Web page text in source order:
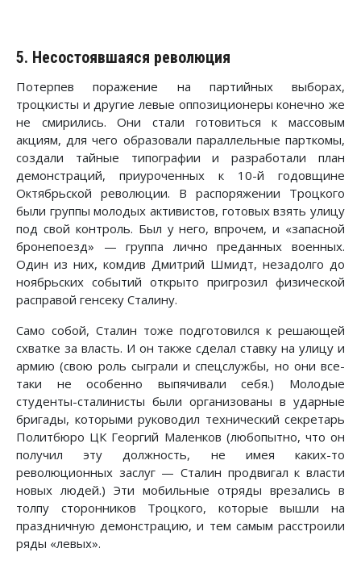
5. Несостоявшаяся революция
Потерпев поражение на партийных выборах,
троцкисты и другие левые оппозиционеры конечно же
не смирились. Они стали готовиться к массовым
акциям, для чего образовали параллельные парткомы,
создали тайные типографии и разработали план
демонстраций, приуроченных к 10-й годовщине
Октябрьской революции. В распоряжении Троцкого
были группы молодых активистов, готовых взять улицу
под свой контроль. Был у него, впрочем, и «запасной
бронепоезд» — группа лично преданных военных.
Один из них, комдив Дмитрий Шмидт, незадолго до
ноябрьских событий открыто пригрозил физической
расправой генсеку Сталину.
Само собой, Сталин тоже подготовился к решающей
схватке за власть. И он также сделал ставку на улицу и
армию (свою роль сыграли и спецслужбы, но они все-
таки не особенно выпячивали себя.) Молодые
студенты-сталинисты были организованы в ударные
бригады, которыми руководил технический секретарь
Политбюро ЦК Георгий Маленков (любопытно, что он
получил эту должность, не имея каких-то
революционных заслуг — Сталин продвигал к власти
новых людей.) Эти мобильные отряды врезались в
толпу сторонников Троцкого, которые вышли на
праздничную демонстрацию, и тем самым расстроили
ряды «левых».